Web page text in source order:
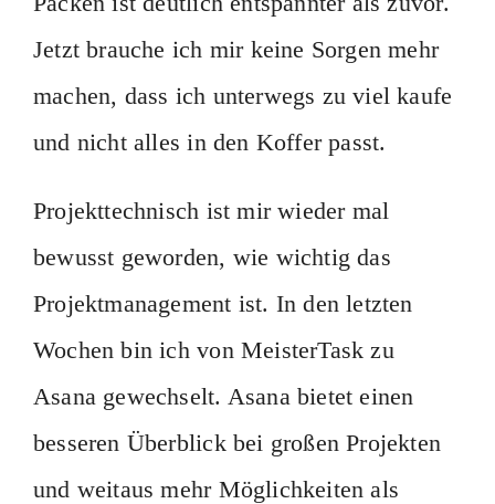
Jetzt brauche ich mir keine Sorgen mehr
machen, dass ich unterwegs zu viel kaufe
und nicht alles in den Koffer passt.
Projekttechnisch ist mir wieder mal
bewusst geworden, wie wichtig das
Projektmanagement ist. In den letzten
Wochen bin ich von MeisterTask zu
Asana gewechselt. Asana bietet einen
besseren Überblick bei großen Projekten
und weitaus mehr Möglichkeiten als